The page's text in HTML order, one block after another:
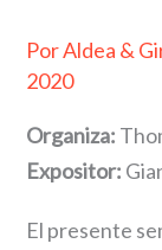
PorAldea &
2020
Organiza:
Expositor:
El presente